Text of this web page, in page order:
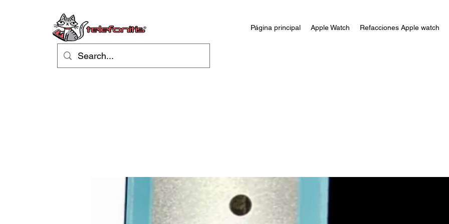
Página principal Apple Watch Refacciones Apple watch